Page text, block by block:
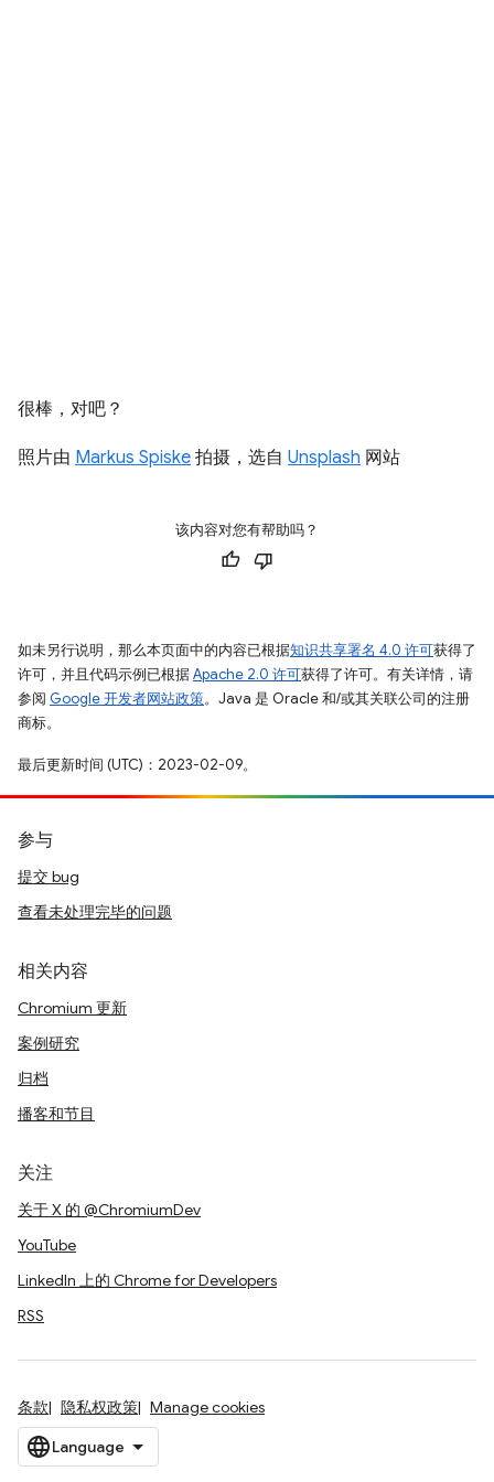
很棒，对吧？
照片由 Markus Spiske 拍摄，选自 Unsplash 网站
该内容对您有帮助吗？
如未另行说明，那么本页面中的内容已根据知识共享署名 4.0 许可获得了
许可，并且代码示例已根据Apache 2.0 许可获得了许可。有关详情，请
参阅 Google 开发者网站政策。Java 是 Oracle 和/或其关联公司的注册
商标。
最后更新时间 (UTC)：2023-02-09。
参与
提交 bug
查看未处理完毕的问题
相关内容
Chromium 更新
案例研究
归档
播客和节目
关注
关于 X 的 @ChromiumDev
YouTube
LinkedIn 上的 Chrome for Developers
RSS
条款 隐私权政策 Manage cookies